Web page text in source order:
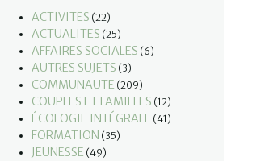
ACTIVITES (22)
ACTUALITES (25)
AFFAIRES SOCIALES (6)
AUTRES SUJETS (3)
COMMUNAUTE (209)
COUPLES ET FAMILLES (12)
ÉCOLOGIE INTÉGRALE (41)
FORMATION (35)
JEUNESSE (49)